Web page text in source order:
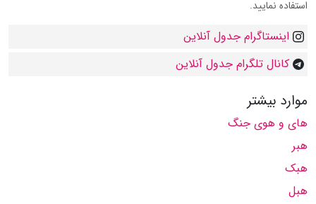
استفاده نمایید.
اینستاگرام جدول آنلاین
کانال تلگرام جدول آنلاین
موارد بیشتر
های و هوی جنگ
هبر
هبک
هبل